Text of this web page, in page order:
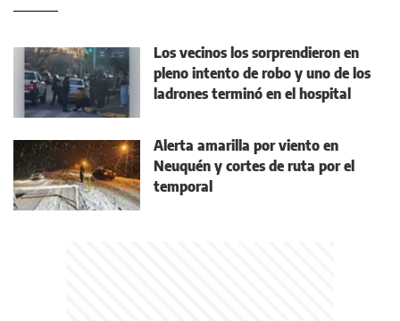
Los vecinos los sorprendieron en
pleno intento de robo y uno de los
ladrones terminó en el hospital
Alerta amarilla por viento en
Neuquén y cortes de ruta por el
temporal